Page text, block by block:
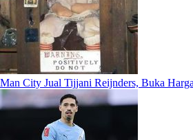
Man City Jual Tijjani Reijnders, Buka